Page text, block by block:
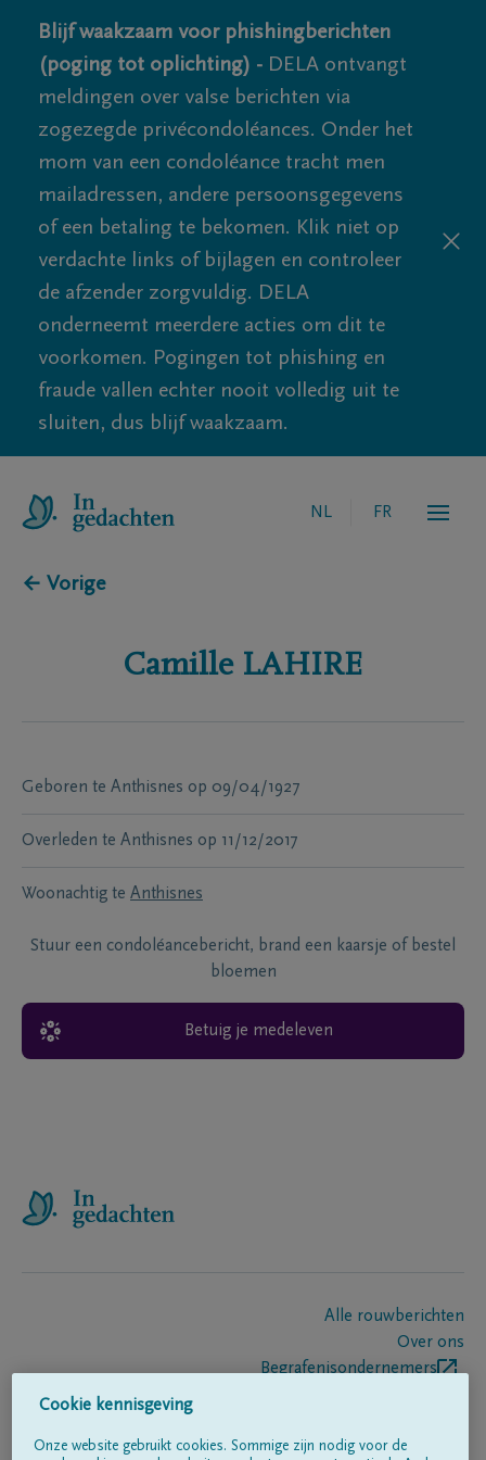
Blijf waakzaam voor phishingberichten
(poging tot oplichting) - DELA ontvangt
meldingen over valse berichten via
zogezegde privécondoléances. Onder het
mom van een condoléance tracht men
mailadressen, andere persoonsgegevens
of een betaling te bekomen. Klik niet op
verdachte links of bijlagen en controleer
de afzender zorgvuldig. DELA
onderneemt meerdere acties om dit te
voorkomen. Pogingen tot phishing en
fraude vallen echter nooit volledig uit te
sluiten, dus blijf waakzaam.
NL FR
← Vorige
Camille LAHIRE
Geboren te Anthisnes op 09/04/1927
Overleden te Anthisnes op 11/12/2017
Woonachtig te Anthisnes
Stuur een condoléancebericht, brand een kaarsje of bestel
bloemen
Betuig je medeleven
Alle rouwberichten
Over ons
Begrafenisondernemers
Cookie kennisgeving
Onze website gebruikt cookies. Sommige zijn nodig voor de